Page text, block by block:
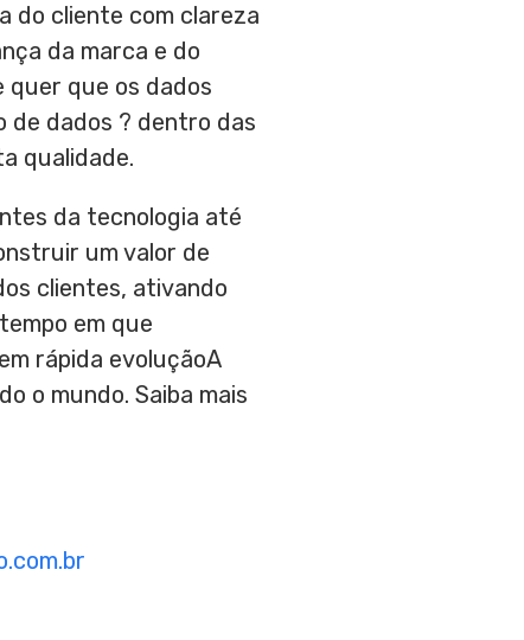
do cliente com clareza
da marca e do
quer que os dados
de dados ? dentro das
qualidade.
da tecnologia até
um valor de
clientes, ativando
em que
rápida evoluçãoA
o mundo. Saiba mais